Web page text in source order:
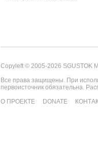
Copyleft © 2005-2026 SGUSTOK
Все права защищены. При
первоисточник обязательна.
О ПРОЕКТЕ
DONATE